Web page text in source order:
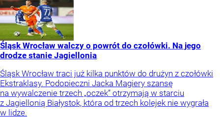
Śląsk Wrocław walczy o powrót do czołówki. Na jego
drodze stanie Jagiellonia
Śląsk Wrocław traci już kilka punktów do drużyn z czołówki
Ekstraklasy. Podopieczni Jacka Magiery szansę
na wywalczenie trzech „oczek” otrzymają w starciu
z Jagiellonią Białystok, która od trzech kolejek nie wygrała
w lidze.